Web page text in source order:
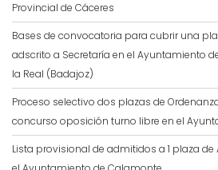
Provincial de Cáceres
Bases de convocatoria para cubrir una
adscrito a Secretaría en el Ayuntamiento
la Real (Badajoz)
Proceso selectivo dos plazas de
concurso oposición turno libre en el
Lista provisional de admitidos a 1 plaza